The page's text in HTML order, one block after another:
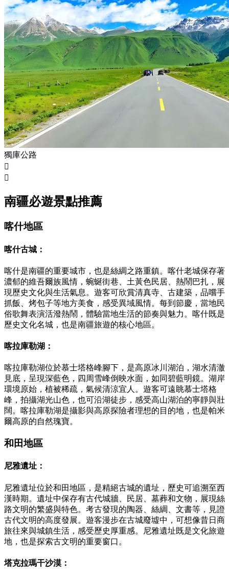
獨庫公路


南疆必遊景點推薦
喀什地區
喀什古城：
喀什是南疆的重要城市，也是絲綢之路重鎮。喀什老城保存著
濃郁的維吾爾族風情，蜿蜒街巷、土黃色民居、熱鬧巴扎，展
現歷史文化與生活氣息。遊客可欣賞清真寺、古建築，品嚐手
抓飯、烤包子等地方美食，感受異域風情。每到節慶，當地民
俗歌舞表演活潑熱鬧，體驗當地生活的節奏與魅力。喀什既是
歷史文化名城，也是南疆旅遊的核心地區。
喀拉庫勒湖：
喀拉庫勒湖位於慕士塔格峰腳下，是高原冰川湖泊，湖水清澈
見底，呈現深藍色，四周雪峰倒映水面，如同碧藍明鏡。湖岸
環境原始，植被稀疏，氣候清涼宜人。遊客可遠眺慕士塔格
峰，拍攝湖光山色，也可沿湖徒步，感受高山湖泊的寧靜與壯
闊。喀拉庫勒湖是攝影與高原探險者理想的目的地，也是帕米
爾高原的自然瑰寶。
和田地區
尼雅遺址：
尼雅遺址位於和田地區，是精絕古城的遺址，歷史可追溯至西
漢時期。遺址中保存有古代城牆、民居、墓葬和文物，展現絲
路文明的繁盛與特色。考古發現的陶器、絲綢、文書等，見證
古代文明的高度發展。遊客漫步在古城廢墟中，可想像昔日商
旅往來與城鎮生活，感受歷史厚重感。尼雅遺址既是文化旅遊
地，也是探索古文明的重要窗口。
塔克拉瑪干沙漠：